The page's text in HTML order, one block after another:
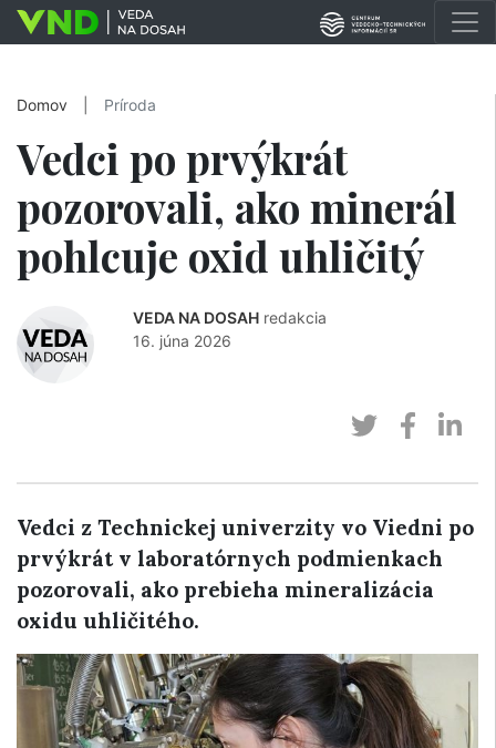
Domov Príroda
Vedci po prvýkrát
pozorovali, ako minerál
pohlcuje oxid uhličitý
VEDA NA DOSAH redakcia
16. júna 2026
Vedci z Technickej univerzity vo Viedni po
prvýkrát v laboratórnych podmienkach
pozorovali, ako prebieha mineralizácia
oxidu uhličitého.